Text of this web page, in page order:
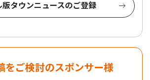
版タウンニュースのご登録
をご検討のスポンサー様